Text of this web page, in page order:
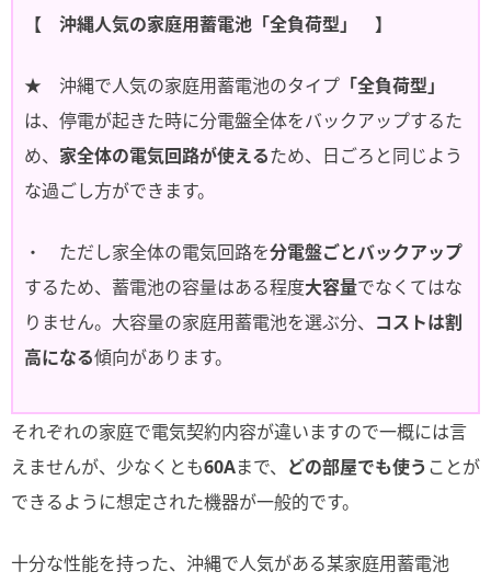
【 沖縄人気の家庭用蓄電池「全負荷型」 】
★ 沖縄で人気の家庭用蓄電池のタイプ 「全負荷型」
は、停電が起きた時に分電盤全体をバックアップするた
め、 家全体の電気回路が使えるため、日ごろと同じよう
な過ごし方ができます。
・ ただし家全体の電気回路を分電盤ごとバックアップ
するため、蓄電池の容量はある程度大容量でなくてはな
りません。大容量の家庭用蓄電池を選ぶ分、 コストは割
高になる傾向があります。
それぞれの家庭で電気契約内容が違いますので一概には言
えませんが、少なくとも60Aまで、 どの部屋でも使うことが
できるように想定された機器が一般的です。
十分な性能を持った、沖縄で人気がある某家庭用蓄電池